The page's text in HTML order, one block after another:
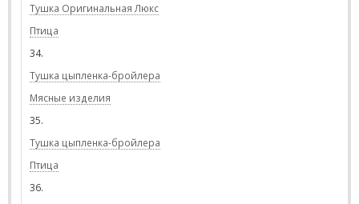
Тушка Оригинальная Люкс
Птица
34.
Тушка цыпленка-бройлера
Мясные изделия
35.
Тушка цыпленка-бройлера
Птица
36.